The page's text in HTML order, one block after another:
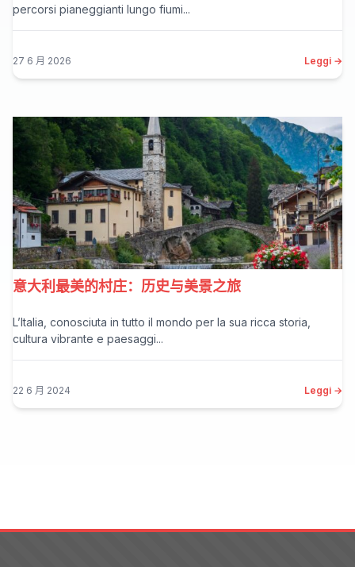
percorsi pianeggianti lungo fiumi...
27 6 月 2026 Leggi →
意大利最美的村庄：历史与美景之旅
L’Italia, conosciuta in tutto il mondo per la sua ricca storia,
cultura vibrante e paesaggi...
22 6 月 2024 Leggi →